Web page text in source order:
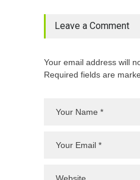
Leave a Comment
Your email address will
Required fields are